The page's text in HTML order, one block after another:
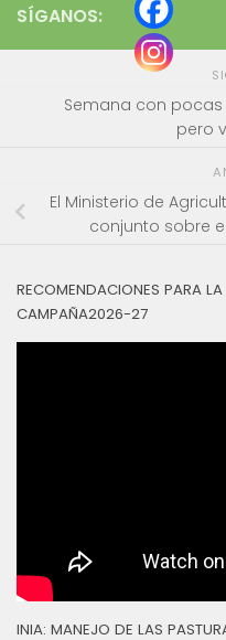
SÍGANOS:
Semana con
pero
El Ministerio de
conjunto sobre
RECOMENDACIONES PARA
CAMPAÑA2026-27
INIA: MANEJO DE LAS